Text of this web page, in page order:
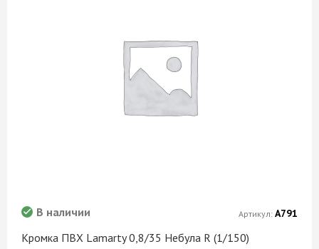
Кромка ПВХ Lamarty 0,8/35 Небула R (1/150)
В наличии Артикул: А791